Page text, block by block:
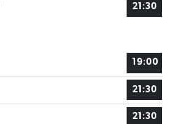
21:30
19:00
21:30
21:30